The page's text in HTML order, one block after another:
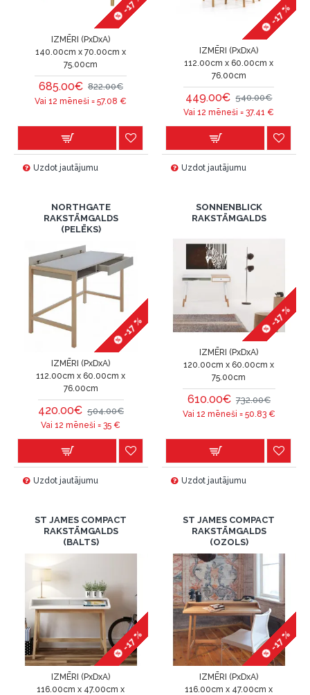
IZMĒRI (PxDxA)
140.00cm x 70.00cm x
75.00cm
685.00€ 822.00€
Vai 12 mēneši =57.08 €
Uzdot jautājumu
-17 %
IZMĒRI (PxDxA)
112.00cm x 60.00cm x
76.00cm
449.00€ 540.00€
Vai 12 mēneši =37.41 €
Uzdot jautājumu
NORTHGATE
RAKSTĀMGALDS
(PELĒKS)
-17 %
IZMĒRI (PxDxA)
112.00cm x 60.00cm x
76.00cm
420.00€ 504.00€
Vai 12 mēneši =35 €
Uzdot jautājumu
SONNENBLICK
RAKSTĀMGALDS
-17 %
IZMĒRI (PxDxA)
120.00cm x 60.00cm x
75.00cm
610.00€ 732.00€
Vai 12 mēneši = 50.83€
Uzdot jautājumu
ST JAMES COMPACT
RAKSTĀMGALDS
(BALTS)
-17 %
IZMĒRI (PxDxA)
116.00cm x 47.00cm x
ST JAMES COMPACT
RAKSTĀMGALDS
(OZOLS)
-17 %
IZMĒRI (PxDxA)
116.00cm x 47.00cm x